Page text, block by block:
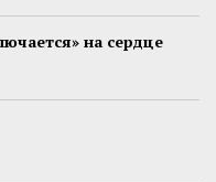
на сердце